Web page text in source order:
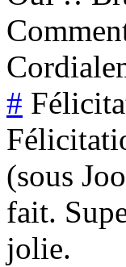
#
(sous
fait.
jolie.